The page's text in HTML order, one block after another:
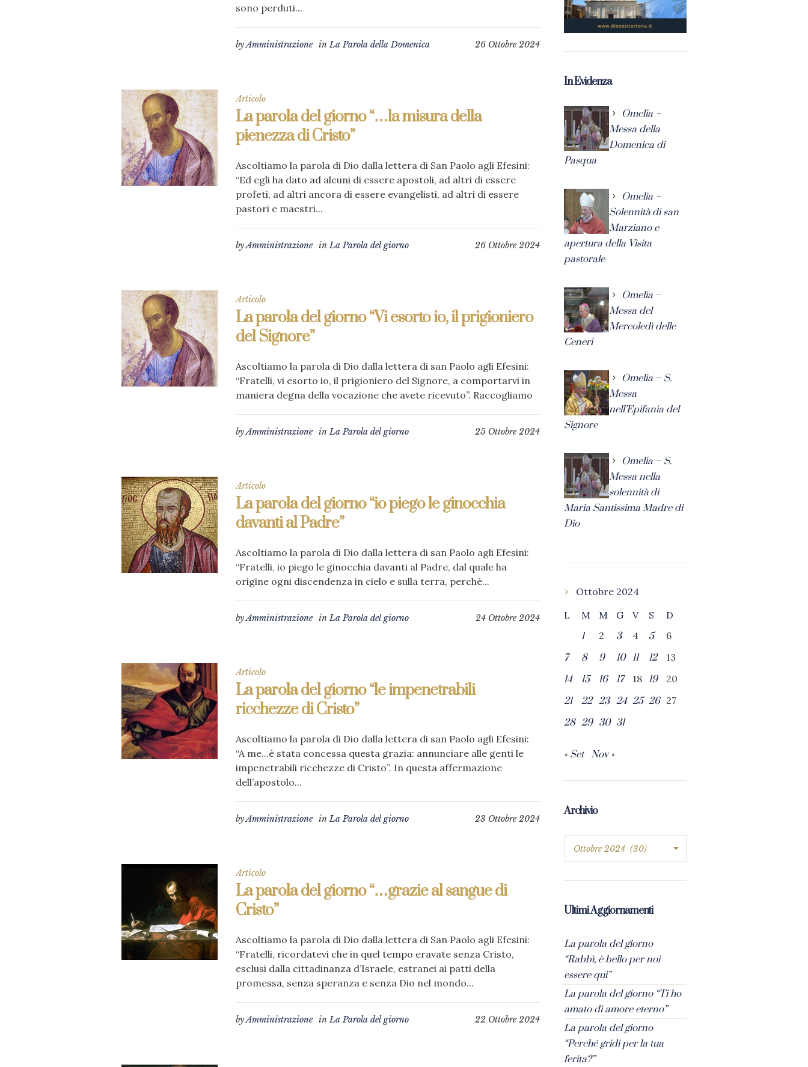
sono perduti...
26 Ottobre 2024
byAmministrazione inLa Parola della Domenica
Articolo
La parola del giorno “…la misura della
pienezza di Cristo”
Ascoltiamo la parola di Dio dalla lettera di San Paolo agli Efesini:
“Ed egli ha dato ad alcuni di essere apostoli, ad altri di essere
profeti, ad altri ancora di essere evangelisti, ad altri di essere
pastori e maestri...
26 Ottobre 2024
byAmministrazione inLa Parola del giorno
Articolo
La parola del giorno “Vi esorto io, il prigioniero
del Signore”
Ascoltiamo la parola di Dio dalla lettera di san Paolo agli Efesini:
“Fratelli, vi esorto io, il prigioniero del Signore, a comportarvi in
maniera degna della vocazione che avete ricevuto”. Raccogliamo
25 Ottobre 2024
byAmministrazione inLa Parola del giorno
Articolo
La parola del giorno “io piego le ginocchia
davanti al Padre”
Ascoltiamo la parola di Dio dalla lettera di san Paolo agli Efesini:
“Fratelli, io piego le ginocchia davanti al Padre, dal quale ha
origine ogni discendenza in cielo e sulla terra, perché...
24 Ottobre 2024
byAmministrazione inLa Parola del giorno
Articolo
La parola del giorno “le impenetrabili
ricchezze di Cristo”
Ascoltiamo la parola di Dio dalla lettera di san Paolo agli Efesini:
“A me...è stata concessa questa grazia: annunciare alle genti le
impenetrabili ricchezze di Cristo”. In questa affermazione
dell’apostolo...
23 Ottobre 2024
byAmministrazione inLa Parola del giorno
Articolo
La parola del giorno “…grazie al sangue di
Cristo”
Ascoltiamo la parola di Dio dalla lettera di San Paolo agli Efesini:
“Fratelli, ricordatevi che in quel tempo eravate senza Cristo,
esclusi dalla cittadinanza d’Israele, estranei ai patti della
promessa, senza speranza e senza Dio nel mondo...
22 Ottobre 2024
byAmministrazione inLa Parola del giorno
In Evidenza
Omelia –
Messa della
Domenica di
Pasqua
Omelia –
Solennità di san
Marziano e
apertura della Visita
pastorale
Omelia –
Messa del
Mercoledì delle
Ceneri
Omelia – S.
Messa
nell’Epifania del
Signore
Omelia – S.
Messa nella
solennità di
Maria Santissima Madre di
Dio
Ottobre 2024
L
M M G V S
D
1
2 3 4 5
6
7
8 9 10 11 12
13
14
15 16 17 18 19
20
21
22 23 24 25 26 27
28 29 30 31
« Set Nov »
Archivio
Ultimi Aggiornamenti
La parola del giorno
“Rabbì, è bello per noi
essere qui”
La parola del giorno “Ti ho
amato di amore eterno”
La parola del giorno
“Perché gridi per la tua
ferita?”